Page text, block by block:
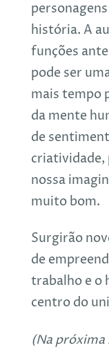
história. A
funções
pode ser
mais tempo
da mente
de
criatividade,
nossa
muito bom.
Surgirão
de
trabalho e o
centro do
(Na próxima